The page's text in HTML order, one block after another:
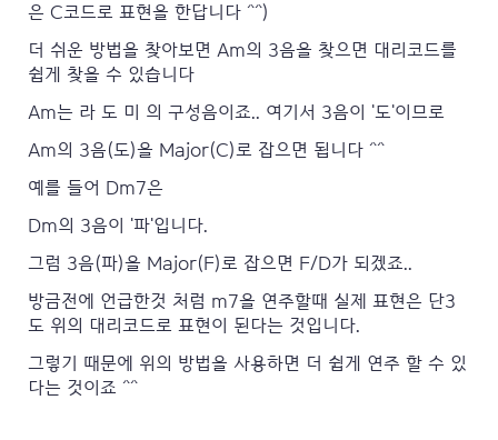
은 C코드로 표현을 한답니다 ^^)
더 쉬운 방법을 찾아보면 Am의 3음을 찾으면 대리코드를
쉽게 찾을 수 있습니다
Am는 라 도 미 의 구성음이죠.. 여기서 3음이 '도'이므로
Am의 3음(도)을 Major(C)로 잡으면 됩니다 ^^
예를 들어 Dm7은
Dm의 3음이 '파'입니다.
그럼 3음(파)을 Major(F)로 잡으면 F/D가 되겠죠..
방금전에 언급한것 처럼 m7을 연주할때 실제 표현은 단3
도 위의 대리코드로 표현이 된다는 것입니다.
그렇기 때문에 위의 방법을 사용하면 더 쉽게 연주 할 수 있
다는 것이죠 ^^